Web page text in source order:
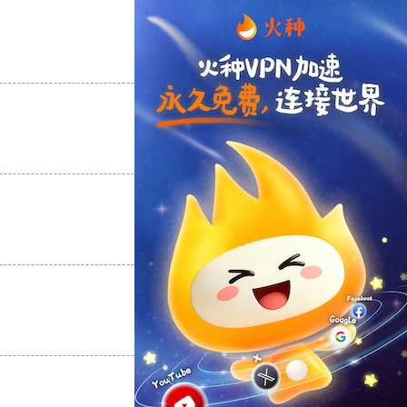
支持[0] 反对
支持
反对 [0]
支持[0] 反对[0]